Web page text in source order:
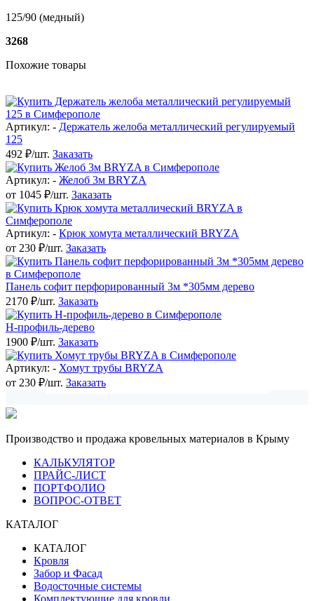
125/90 (медный)
3268
Похожие товары
Артикул: - Держатель желоба металлический регулируемый
125
492 ₽/шт. Заказать
Артикул: - Желоб 3м BRYZA
от 1045 ₽/шт. Заказать
Артикул: - Крюк хомута металлический BRYZA
от 230 ₽/шт. Заказать
Панель софит перфорированный 3м *305мм дерево
2170 ₽/шт. Заказать
H-профиль-дерево
1900 ₽/шт. Заказать
Артикул: - Хомут трубы BRYZA
от 230 ₽/шт. Заказать
Производство и продажа кровельных материалов в Крыму
КАЛЬКУЛЯТОР
ПРАЙС-ЛИСТ
ПОРТФОЛИО
ВОПРОС-ОТВЕТ
КАТАЛОГ
КАТАЛОГ
Кровля
Забор и Фасад
Водосточные системы